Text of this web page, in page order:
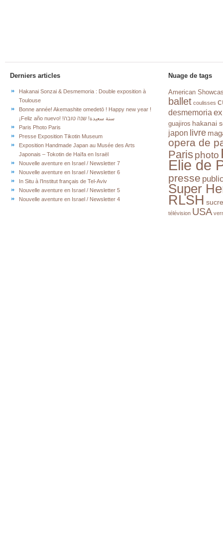
Derniers articles
Hakanai Sonzai & Desmemoria : Double exposition à
Toulouse
Bonne année! Akemashite omedetō ! Happy new year !
¡Feliz año nuevo! !سنة سعيدة! שנה טובה
Paris Photo Paris
Presse Exposition Tikotin Museum
Exposition Handmade Japan au Musée des Arts
Japonais – Tokotin de Haïfa en Israël
Nouvelle aventure en Israel / Newsletter 7
Nouvelle aventure en Israel / Newsletter 6
In Situ à l’Institut français de Tel-Aviv
Nouvelle aventure en Israel / Newsletter 5
Nouvelle aventure en Israel / Newsletter 4
Nuage de tags
American
ballet coulisses
desmemoria
guajiros hakanai
japon livre
opera de
Paris photo
Elie de
presse
Super
RLSH sucre
télévision USA